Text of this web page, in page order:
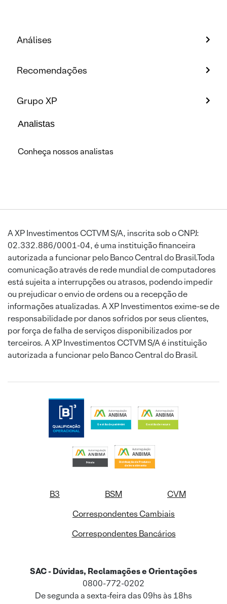
Análises
Recomendações
Grupo XP
Analistas
Conheça nossos analistas
A XP Investimentos CCTVM S/A, inscrita sob o CNPJ:
02.332.886/0001-04, é uma instituição financeira
autorizada a funcionar pelo Banco Central do Brasil.Toda
comunicação através de rede mundial de computadores
está sujeita a interrupções ou atrasos, podendo impedir
ou prejudicar o envio de ordens ou a recepção de
informações atualizadas. A XP Investimentos exime-se de
responsabilidade por danos sofridos por seus clientes,
por força de falha de serviços disponibilizados por
terceiros. A XP Investimentos CCTVM S/A é instituição
autorizada a funcionar pelo Banco Central do Brasil.
B3 BSM
CVM
Correspondentes Cambiais
Correspondentes Bancários
SAC - Dúvidas, Reclamações e Orientações
0800-772-0202
De segunda a sexta-feira das 09hs às 18hs